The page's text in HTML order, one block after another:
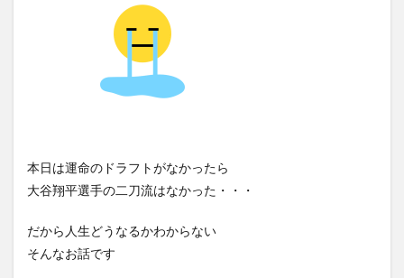
本日は運命のドラフトがなかったら
大谷翔平選手の二刀流はなかった・・・
だから人生どうなるかわからない
そんなお話です